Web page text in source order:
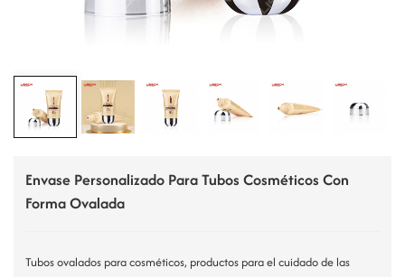
Envase Personalizado Para Tubos Cosméticos Con
Forma Ovalada
Tubos ovalados para cosméticos, productos para el cuidado de las